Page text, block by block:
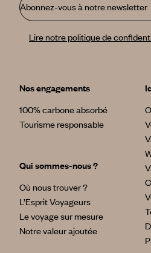
Abonnez-vous à notre newsletter
Lire notre politique de
Nos engagements
100% carbone absorbé
Tourisme responsable
Qui sommes-nous ?
Où nous trouver ?
L’Esprit Voyageurs
Le voyage sur mesure
Notre valeur ajoutée